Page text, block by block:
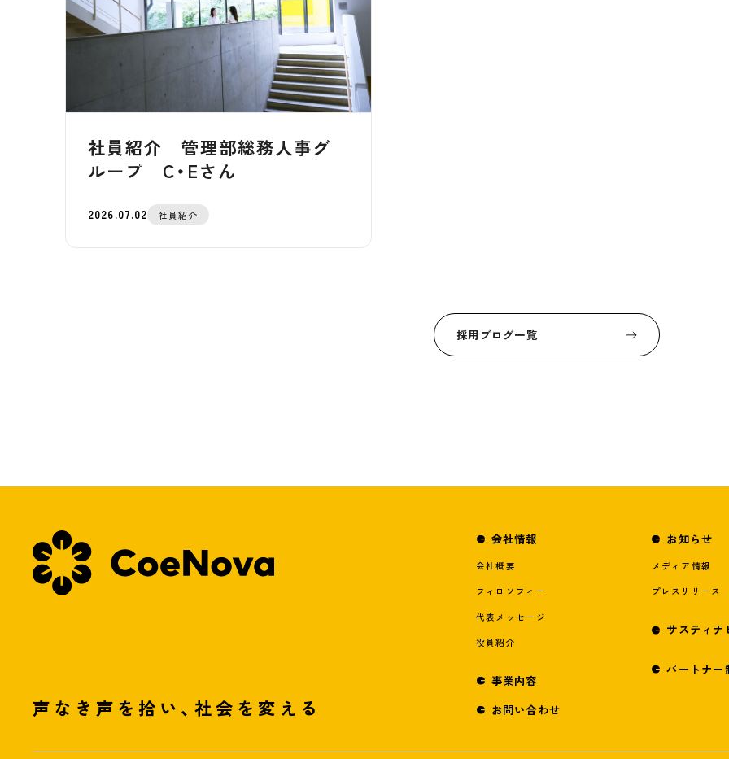
社員紹介 管理部総務人事グ
ループ C・Eさん
2026.07.02 社員紹介
採用ブログ一覧
声なき声を拾い、社会を変える
会社情報
会社概要
フィロソフィー
代表メッセージ
役員紹介
事業内容
お知らせ
メディア情報
プレスリリース
サスティナ
パートナー
お問い合わせ